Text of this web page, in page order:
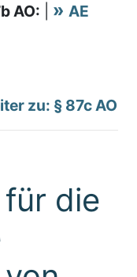
AO:
AE
zu: § 87c AO
die